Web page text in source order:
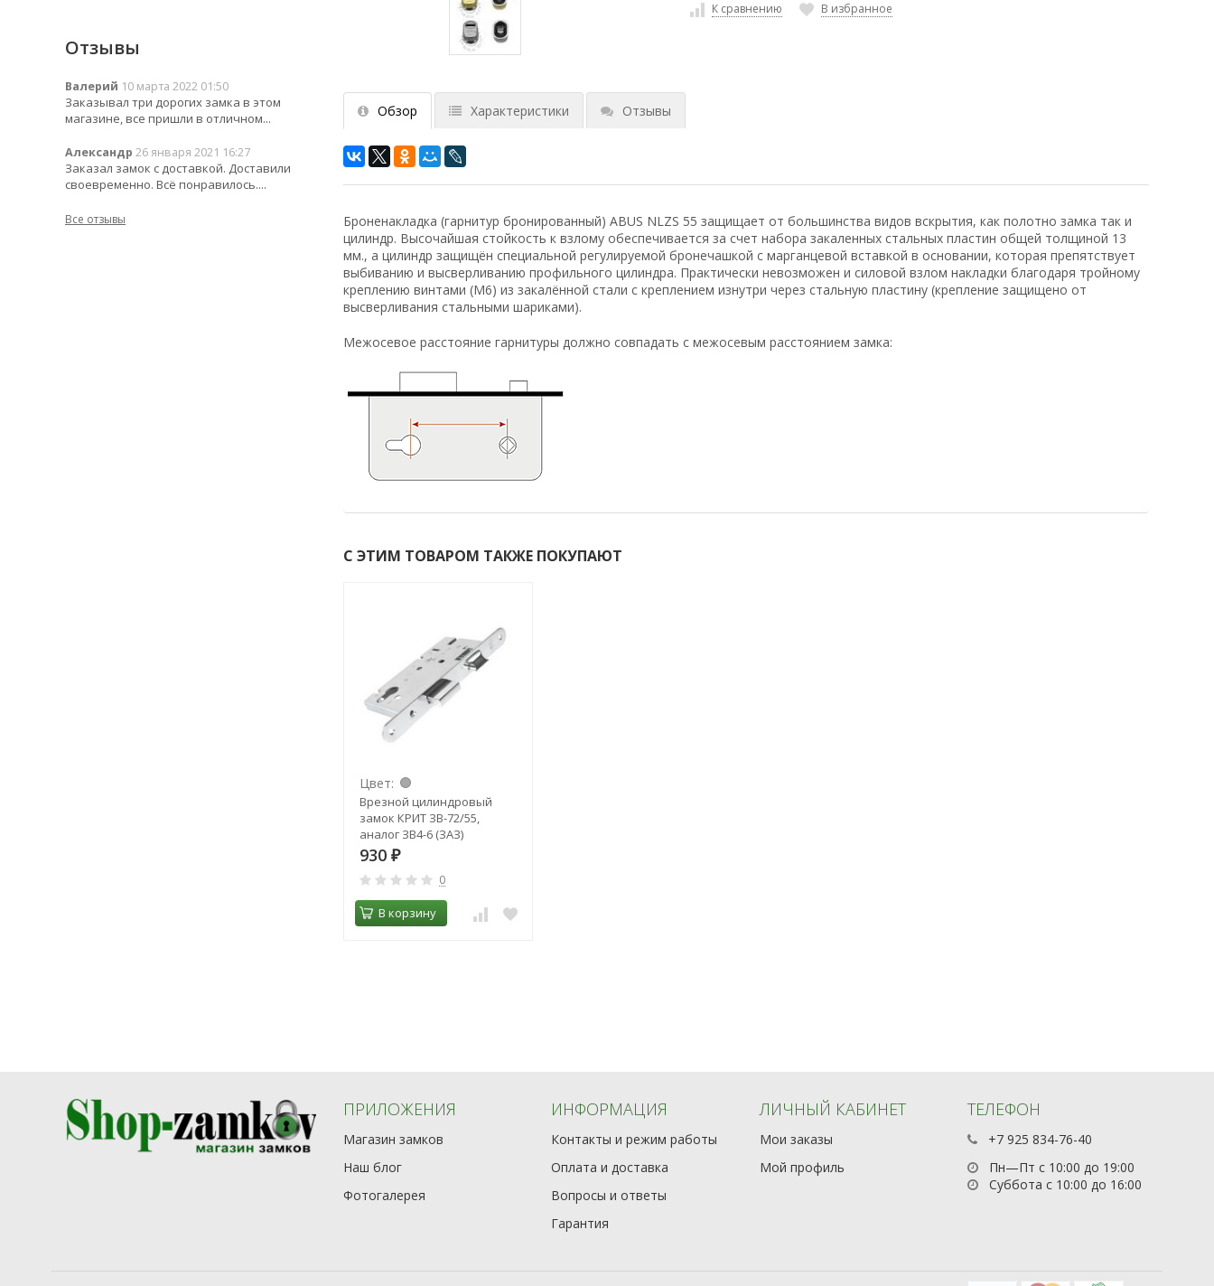
К сравнению В избранное
Обзор Характеристики Отзывы
Броненакладка (гарнитур бронированный) ABUS NLZS 55 защищает от большинства видов вскрытия, как полотно замка так и
цилиндр. Высочайшая стойкость к взлому обеспечивается за счет набора закаленных стальных пластин общей толщиной 13
мм., а цилиндр защищён специальной регулируемой бронечашкой с марганцевой вставкой в основании, которая препятствует
выбиванию и высверливанию профильного цилиндра. Практически невозможен и силовой взлом накладки благодаря тройному
креплению винтами (М6) из закалённой стали с креплением изнутри через стальную пластину (крепление защищено от
высверливания стальными шариками).
Межосевое расстояние гарнитуры должно совпадать с межосевым расстоянием замка:
С ЭТИМ ТОВАРОМ ТАКЖЕ ПОКУПАЮТ
Цвет:
Врезной цилиндровый
замок КРИТ ЗВ-72/55,
аналог ЗВ4-6 (ЗАЗ)
930 ₽
0
В корзину
Отзывы
Валерий 10 марта 2022 01:50
Заказывал три дорогих замка в этом
магазине, все пришли в отличном...
Александр 26 января 2021 16:27
Заказал замок с доставкой. Доставили
своевременно. Всё понравилось....
Все отзывы
ПРИЛОЖЕНИЯ
Магазин замков
Наш блог
Фотогалерея
ИНФОРМАЦИЯ
Контакты и режим работы
Оплата и доставка
Вопросы и ответы
Гарантия
ЛИЧНЫЙ КАБИНЕТ
Мои заказы
Мой профиль
ТЕЛЕФОН
+7 925 834-76-40
Пн—Пт с 10:00 до 19:00
Суббота с 10:00 до 16:00